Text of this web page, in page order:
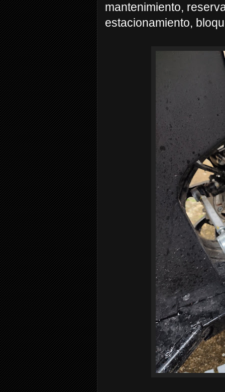
mantenimiento,
estacionamiento,